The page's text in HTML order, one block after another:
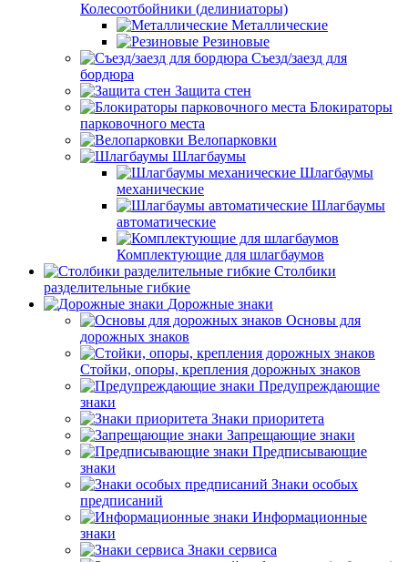
Колесоотбойники (делиниаторы)
Металлические
Резиновые
Съезд/заезд для
бордюра
Защита стен
Блокираторы
парковочного места
Велопарковки
Шлагбаумы
Шлагбаумы
механические
Шлагбаумы
автоматические
Комплектующие для шлагбаумов
Столбики
разделительные гибкие
Дорожные знаки
Основы для
дорожных знаков
Стойки, опоры, крепления дорожных знаков
Предупреждающие
знаки
Знаки приоритета
Запрещающие знаки
Предписывающие
знаки
Знаки особых
предписаний
Информационные
знаки
Знаки сервиса